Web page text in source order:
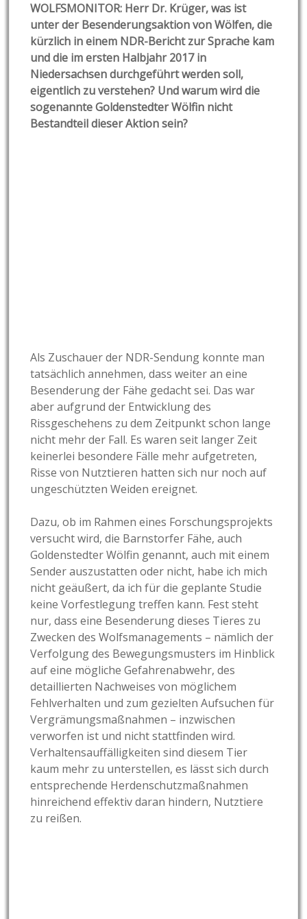
WOLFSMONITOR: Herr Dr. Krüger, was ist
unterder Besenderungsaktion von Wölfen, die
kürzlich in einem NDR-Bericht zur Sprache kam
und die im ersten Halbjahr 2017 in
Niedersachsen durchgeführt werden soll,
eigentlich zu verstehen? Und warum wird die
sogenannte Goldenstedter Wölfin nicht
Bestandteil dieser Aktion sein?
Als Zuschauer der NDR-Sendung konnte man
tatsächlich annehmen, dass weiter an eine
Besenderung der Fähe gedacht sei. Das war
aber aufgrund der Entwicklung des
Rissgeschehens zu dem Zeitpunkt schon lange
nicht mehr der Fall. Es waren seit langer Zeit
keinerlei besondere Fälle mehr aufgetreten,
Risse von Nutztieren hatten sich nur noch auf
ungeschützten Weiden ereignet.
Dazu, ob im Rahmen eines Forschungsprojekts
versucht wird, die Barnstorfer Fähe, auch
Goldenstedter Wölfin genannt, auch mit einem
Sender auszustatten oder nicht, habe ich mich
nicht geäußert, da ich für die geplante Studie
keine Vorfestlegung treffen kann. Fest steht
nur, dass eine Besenderung dieses Tieres zu
Zwecken des Wolfsmanagements – nämlich der
Verfolgung des Bewegungsmusters im Hinblick
auf eine mögliche Gefahrenabwehr, des
detaillierten Nachweises von möglichem
Fehlverhalten und zum gezielten Aufsuchen für
Vergrämungsmaßnahmen – inzwischen
verworfen ist und nicht stattfinden wird.
Verhaltensauffälligkeiten sind diesem Tier
kaum mehr zu unterstellen, es lässt sich durch
entsprechende Herdenschutzmaßnahmen
hinreichend effektiv daran hindern, Nutztiere
zu reißen.